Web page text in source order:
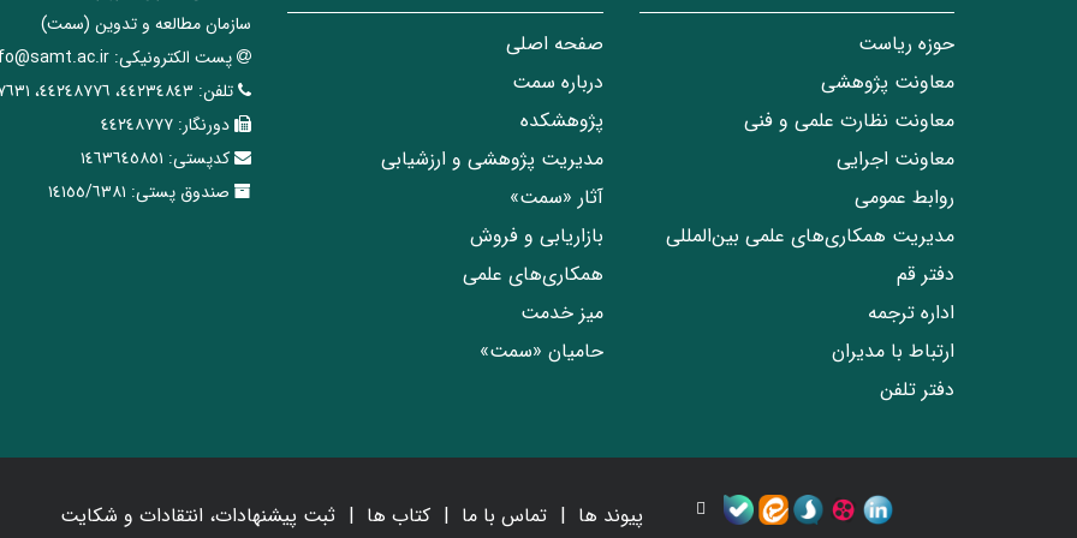
حوزه ریاست
معاونت پژوهشی
معاونت نظارت علمی و فنی
معاونت اجرایی
روابط عمومی
مدیریت همکاری‌های علمی بین‌المللی
دفتر قم
اداره ترجمه
ارتباط با مدیران
دفتر تلفن
صفحه اصلی
درباره سمت
پژوهشکده
مدیریت پژوهشی و ارزشیابی
آثار «سمت»
بازاریابی و فروش
همکاری‌های علمی
میز خدمت
حامیان «سمت»
سازمان مطالعه و تدوین‌ (سمت)
پست الکترونیکی:
تلفن: ٤٤٢٣٤٨٤٣، ٤٤٢٤٨٧٧٦، ٤٤٢٤٧٦٣١
دورنگار: ٤٤٢٤٨٧٧٧
کدپستی: ١٤٦٣٦٤٥٨٥١
صندوق پستی: ١٤١٥٥/٦٣٨١
پیوند ها تماس با ما کتاب ها ثبت پیشنهادات، انتقادات و شکایت